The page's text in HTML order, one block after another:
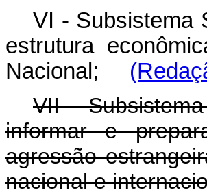
VI - Subsistema
estrutura
Nacional;
VII -
informar e
agressão
nacional e